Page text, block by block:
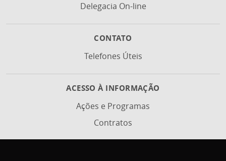
Delegacia On-line
CONTATO
Telefones Úteis
ACESSO À INFORMAÇÃO
Ações e Programas
Contratos